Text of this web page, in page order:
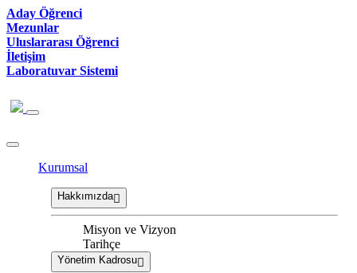
Aday Öğrenci
Mezunlar
Uluslararası Öğrenci
İletişim
Laboratuvar Sistemi
Kurumsal
Hakkımızda
Misyon ve Vizyon
Tarihçe
Yönetim Kadrosu